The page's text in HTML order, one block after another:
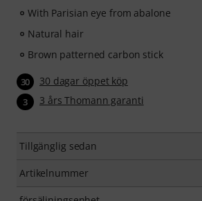
With Parisian eye from abalone
Natural hair
Brown patterned carbon stick
30 30 dagar öppet köp
3 3 års Thomann garanti
Tillgänglig sedan
Artikelnummer